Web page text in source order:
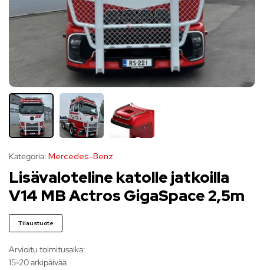
Kategoria: Mercedes-Benz
Lisävaloteline katolle jatkoilla
V14 MB Actros GigaSpace 2,5m
Tilaustuote
Arvioitu toimitusaika:
15-20 arkipäivää